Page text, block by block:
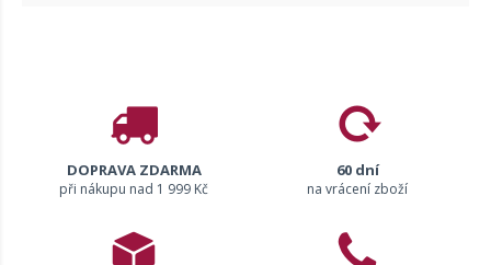
DOPRAVA ZDARMA
při nákupu nad 1 999 Kč
60 dní
na vrácení zboží